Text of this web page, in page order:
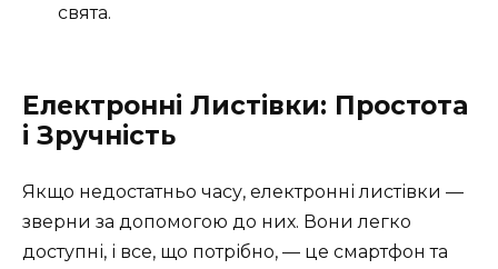
свята.
Електронні Листівки: Простота
і Зручність
Якщо недостатньо часу, електронні листівки —
зверни за допомогою до них. Вони легко
доступні, і все, що потрібно, — це смартфон та